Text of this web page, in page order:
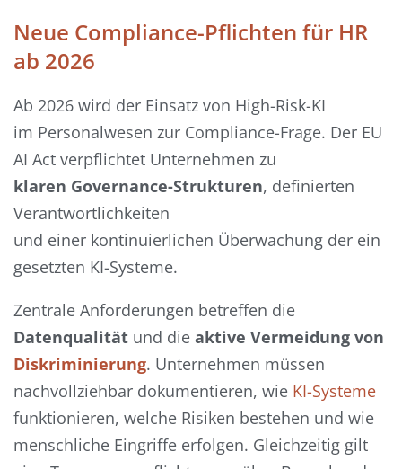
Neue Compliance-Pflichten für HR
ab 2026
Ab 2026 wird der Einsatz von High-Risk-KI
im Personalwesen zur Compliance-Frage. Der EU
AI Act verpflichtet Unternehmen zu
klaren Governance-Strukturen, definierten
Verantwortlichkeiten
und einer kontinuierlichen Überwachung der ein
gesetzten KI-Systeme.
Zentrale Anforderungen betreffen die
Datenqualität und die aktive Vermeidung von
Diskriminierung. Unternehmen müssen
nachvollziehbar dokumentieren, wie KI-Systeme
funktionieren, welche Risiken bestehen und wie
menschliche Eingriffe erfolgen. Gleichzeitig gilt